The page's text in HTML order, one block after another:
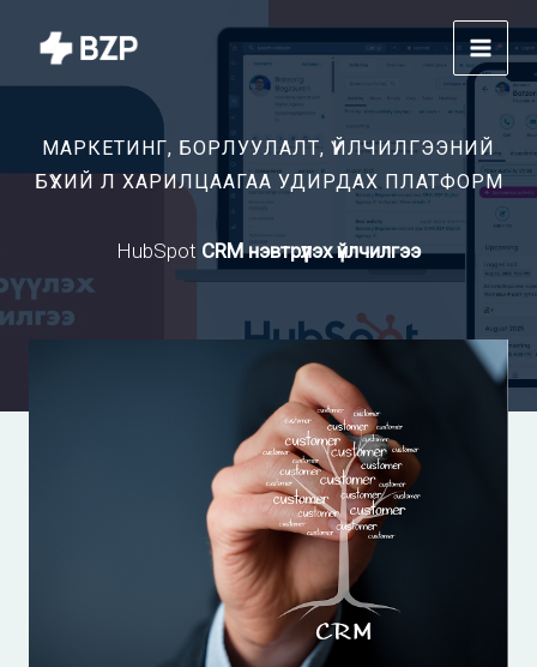
content
МАРКЕТИНГ, БОРЛУУЛАЛТ, ҮЙЛЧИЛГЭЭНИЙ
БҮХИЙ Л ХАРИЛЦААГАА УДИРДАХ ПЛАТФОРМ
HubSpot CRM нэвтрүүлэх үйлчилгээ